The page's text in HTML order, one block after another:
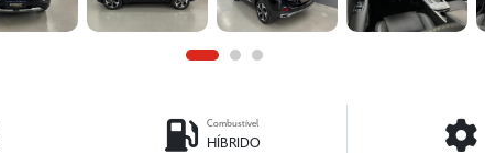
Combustível
HÍBRIDO